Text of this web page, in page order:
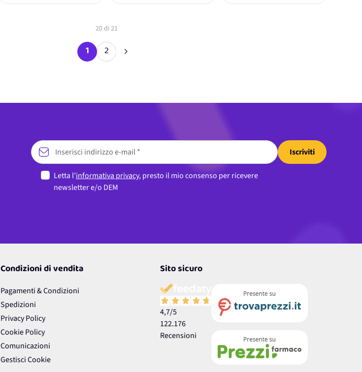
20di21
Attualmente stai leggendo la pagina
1 Pagina
2
Iscriviti
Letta l’informativa privacy, presto il mio consenso per ricevere
newsletter e/o DEM
Condizioni di vendita
Pagamenti & Condizioni
Spedizioni
Privacy Policy
Cookie Policy
Comunicazioni
Gestisci Cookie
Sito sicuro
4,7/5
122.176
Recensioni